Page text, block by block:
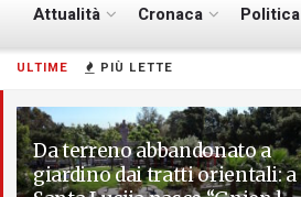
ULTIME PIÙ LETTE
Da terreno abbandonato a
giardino dai tratti orientali: a
Attualità Cronaca Politica